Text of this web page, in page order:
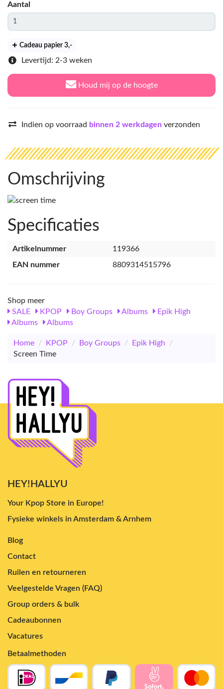
Aantal
Cadeau papier 3,-
Levertijd: 2-3 weken
Houd mij op de hoogte
Indien op voorraad binnen 2 werkdagen verzonden
Omschrijving
Specificaties
Artikelnummer
119366
EAN nummer
8809314515796
Shop meer
SALE
KPOP Boy Groups Albums
Epik High
Albums
Albums
Home / KPOP / Boy Groups / Epik High
/
Screen Time
HEY!HALLYU
Your Kpop Store in Europe!
Fysieke winkels in Amsterdam & Arnhem
Blog
Contact
Ruilen en retourneren
Veelgestelde Vragen (FAQ)
Group orders & bulk
Cadeaubonnen
Vacatures
Betaalmethoden